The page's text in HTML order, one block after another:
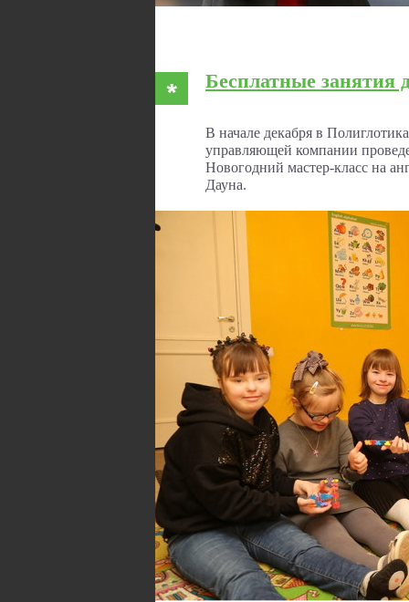
Бесплатные занятия
В начале декабря в
управляющей компании
Новогодний мастер-класс на
Дауна.